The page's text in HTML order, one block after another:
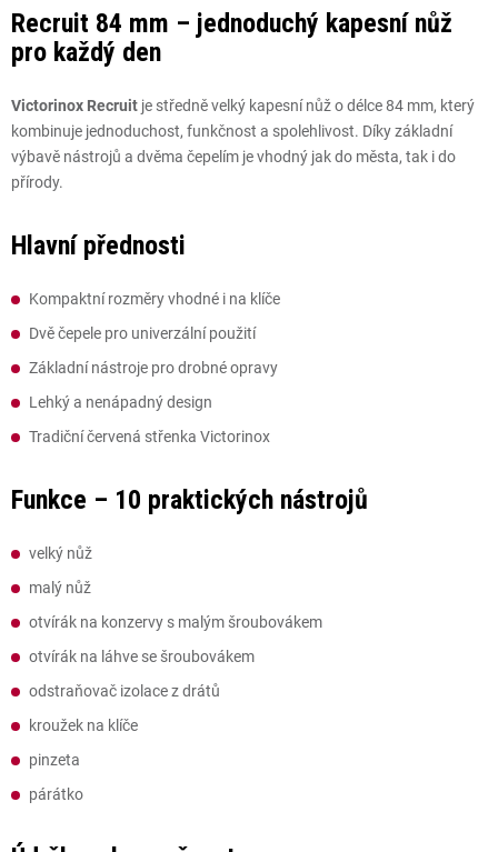
Recruit 84 mm – jednoduchý kapesní nůž
pro každý den
Victorinox Recruit je středně velký kapesní nůž o délce 84 mm, který
kombinuje jednoduchost, funkčnost a spolehlivost. Díky základní
výbavě nástrojů a dvěma čepelím je vhodný jak do města, tak i do
přírody.
Hlavní přednosti
Kompaktní rozměry vhodné i na klíče
Dvě čepele pro univerzální použití
Základní nástroje pro drobné opravy
Lehký a nenápadný design
Tradiční červená střenka Victorinox
Funkce – 10 praktických nástrojů
velký nůž
malý nůž
otvírák na konzervy s malým šroubovákem
otvírák na láhve se šroubovákem
odstraňovač izolace z drátů
kroužek na klíče
pinzeta
párátko